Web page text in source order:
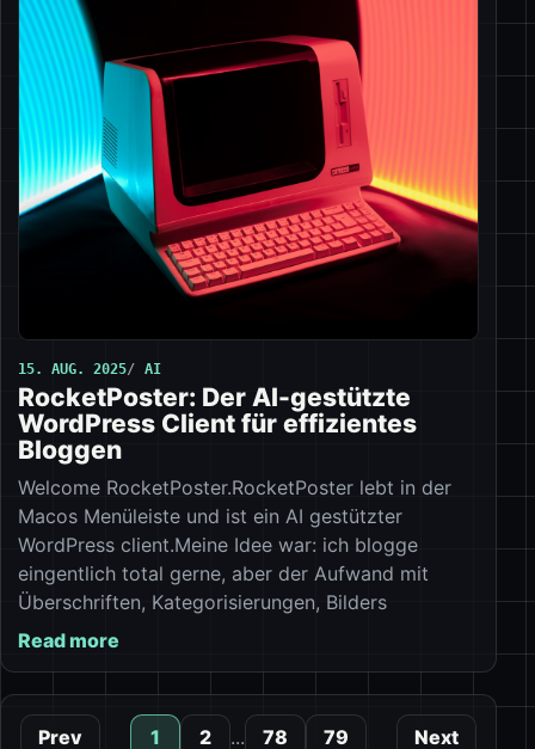
15. AUG. 2025 AI
RocketPoster: Der AI-gestützte
WordPress Client für effizientes
Bloggen
Welcome RocketPoster.RocketPoster lebt in der
Macos Menüleiste und ist ein AI gestützter
WordPress client.Meine Idee war: ich blogge
eingentlich total gerne, aber der Aufwand mit
Überschriften, Kategorisierungen, Bilders
Read more
Prev 1 2 ... 78 79 Next